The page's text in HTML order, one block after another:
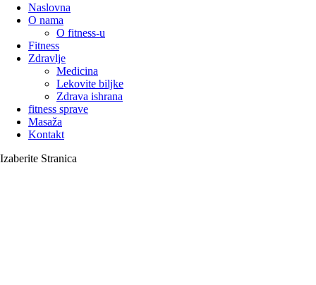
Naslovna
O nama
O fitness-u
Fitness
Zdravlje
Medicina
Lekovite biljke
Zdrava ishrana
fitness sprave
Masaža
Kontakt
Izaberite Stranica